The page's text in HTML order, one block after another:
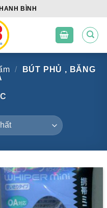
BÌNH
/
BÚT PHỦ , BĂNG